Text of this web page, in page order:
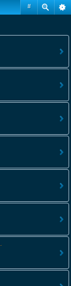
#